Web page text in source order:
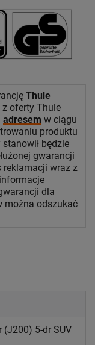
Thule
oferty Thule
adresem w ciągu
produktu
będzie
gwarancji
reklamacji wraz z
dla
można odszukać
(J200) 5-dr SUV